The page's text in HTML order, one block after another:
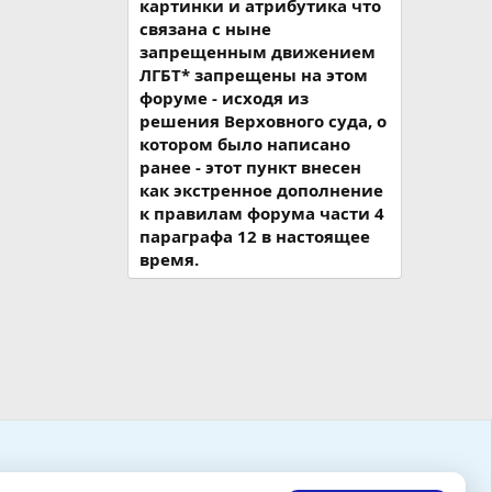
картинки и атрибутика что
связана с ныне
запрещенным движением
ЛГБТ* запрещены на этом
форуме - исходя из
решения Верховного суда, о
котором было написано
ранее - этот пункт внесен
как экстренное дополнение
к правилам форума части 4
параграфа 12 в настоящее
время.